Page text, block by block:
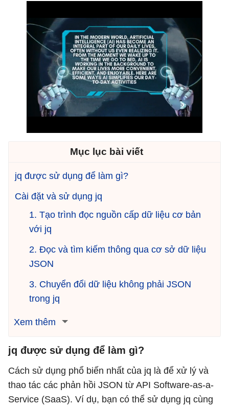
Mục lục bài viết
jq được sử dụng để làm gì?
Cài đặt và sử dụng jq
1. Tạo trình đọc nguồn cấp dữ liệu cơ bản
với jq
2. Đọc và tìm kiếm thông qua cơ sở dữ liệu
JSON
3. Chuyển đổi dữ liệu không phải JSON
trong jq
Xem thêm
jq được sử dụng để làm gì?
Cách sử dụng phổ biến nhất của jq là để xử lý và
thao tác các phản hồi JSON từ API Software-as-a-
Service (SaaS). Ví dụ, bạn có thể sử dụng jq cùng